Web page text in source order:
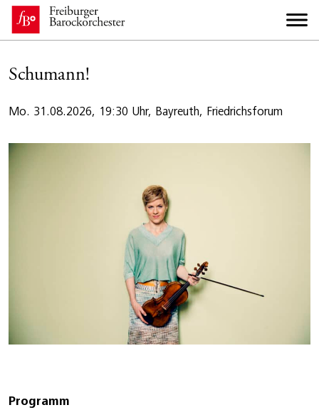
Schumann!
Mo. 31.08.2026, 19:30 Uhr, Bayreuth, Friedrichsforum
Programm